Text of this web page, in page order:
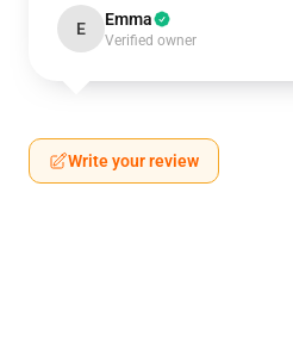
E Emma
Verified owner
Write your review